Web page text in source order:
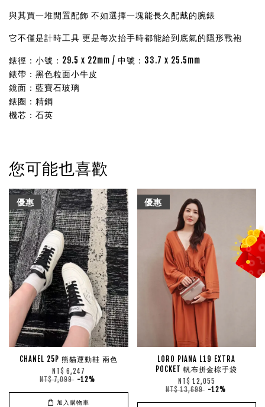
與其買一堆閒置配飾 不如選擇一塊能長久配戴的腕錶
它不僅是計時工具 更是每次抬手時都能給到底氣的隱形戰袍
錶徑： 小號：29.5 x 22mm / 中號：33.7 x 25.5mm
錶帶：黑色粒面小牛皮
鏡面：藍寶石玻璃
錶圈：精鋼
機芯：石英
您可能也喜歡
優惠
CHANEL 25P 熊貓運動鞋 兩色
NT$ 6,247
NT$ 7,099 -12%
加入購物車
優惠
LORO PIANA L19 EXTRA
POCKET 帆布拼金棕手袋
NT$ 12,055
NT$ 13,699 -12%